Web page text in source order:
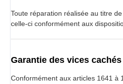
Toute réparation réalisée au titre
celle-ci conformément aux
Garantie des vices cachés
Conformément aux articles 1641 à